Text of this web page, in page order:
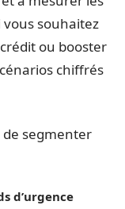
vous souhaitez
ou booster
chiffrés
de segmenter
d’urgence